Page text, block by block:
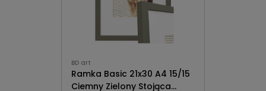
BD art
Ramka Basic 21x30 A4 15/15
Ciemny Zielony Stojąca